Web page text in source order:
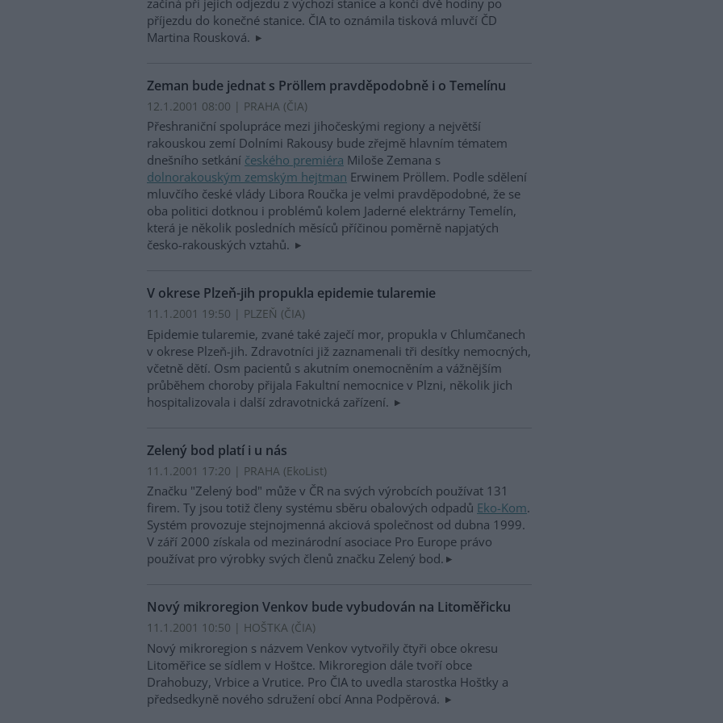
příjezdu do konečné stanice. ČIA to oznámila tisková mluvčí ČD
Martina Rousková.
Zeman bude jednat s Pröllem pravděpodobně i o Temelínu
12.1.2001 08:00 | PRAHA (ČIA)
Přeshraniční spolupráce mezi jihočeskými regiony a největší
rakouskou zemí Dolními Rakousy bude zřejmě hlavním tématem
dnešního setkání českého premiéra Miloše Zemana s
dolnorakouským zemským hejtman Erwinem Pröllem. Podle sdělení
mluvčího české vlády Libora Roučka je velmi pravděpodobné, že se
oba politici dotknou i problémů kolem Jaderné elektrárny Temelín,
která je několik posledních měsíců příčinou poměrně napjatých
česko-rakouských vztahů.
V okrese Plzeň-jih propukla epidemie tularemie
11.1.2001 19:50 | PLZEŇ (ČIA)
Epidemie tularemie, zvané také zaječí mor, propukla v Chlumčanech
v okrese Plzeň-jih. Zdravotníci již zaznamenali tři desítky nemocných,
včetně dětí. Osm pacientů s akutním onemocněním a vážnějším
průběhem choroby přijala Fakultní nemocnice v Plzni, několik jich
hospitalizovala i další zdravotnická zařízení.
Zelený bod platí i u nás
11.1.2001 17:20 | PRAHA (EkoList)
Značku "Zelený bod" může v ČR na svých výrobcích používat 131
firem. Ty jsou totiž členy systému sběru obalových odpadů Eko-Kom.
Systém provozuje stejnojmenná akciová společnost od dubna 1999.
V září 2000 získala od mezinárodní asociace Pro Europe právo
používat pro výrobky svých členů značku Zelený bod.
Nový mikroregion Venkov bude vybudován na Litoměřicku
11.1.2001 10:50 | HOŠTKA (ČIA)
Nový mikroregion s názvem Venkov vytvořily čtyři obce okresu
Litoměřice se sídlem v Hoštce. Mikroregion dále tvoří obce
Drahobuzy, Vrbice a Vrutice. Pro ČIA to uvedla starostka Hoštky a
předsedkyně nového sdružení obcí Anna Podpěrová.